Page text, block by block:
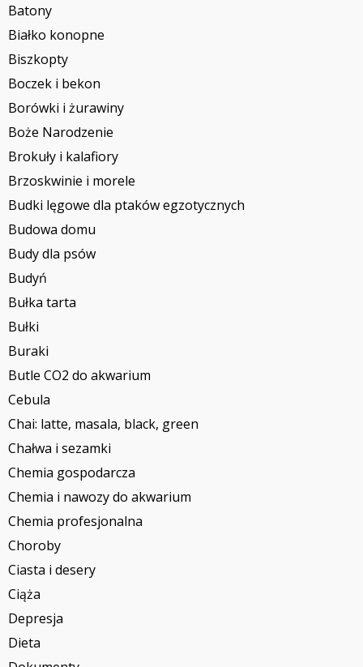
Batony
Białko konopne
Biszkopty
Boczek i bekon
Borówki i żurawiny
Boże Narodzenie
Brokuły i kalafiory
Brzoskwinie i morele
Budki lęgowe dla ptaków egzotycznych
Budowa domu
Budy dla psów
Budyń
Bułka tarta
Bułki
Buraki
Butle CO2 do akwarium
Cebula
Chai: latte, masala, black, green
Chałwa i sezamki
Chemia gospodarcza
Chemia i nawozy do akwarium
Chemia profesjonalna
Choroby
Ciasta i desery
Ciąża
Depresja
Dieta